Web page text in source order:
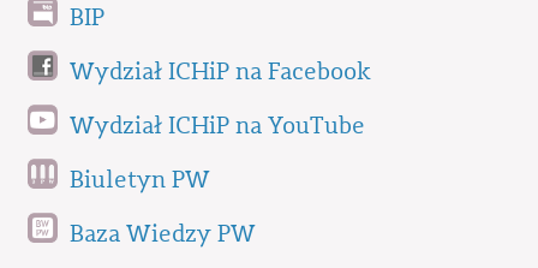
BIP
Wydział ICHiP na Facebook
Wydział ICHiP na YouTube
Biuletyn PW
Baza Wiedzy PW